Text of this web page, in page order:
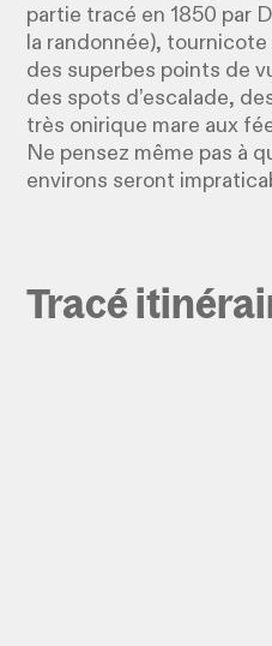
partie tracé en 1850 par
la randonnée),
des superbes points de
des spots d’escalade,
très onirique mare aux
Ne pensez même pas à
environs seront
Tracé